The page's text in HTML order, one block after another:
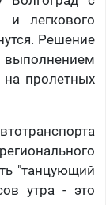
и легкового
Решение
на пролетных
"танцующий
утра - это